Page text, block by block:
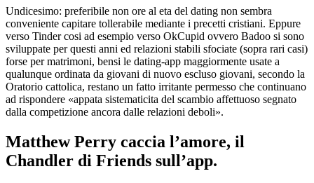
Undicesimo: preferibile non ore al eta del dating non sembra
conveniente capitare tollerabile mediante i precetti cristiani. Eppure
verso Tinder cosi ad esempio verso OkCupid ovvero Badoo si sono
sviluppate per questi anni ed relazioni stabili sfociate (sopra rari casi)
forse per matrimoni, bensi le dating-app maggiormente usate a
qualunque ordinata da giovani di nuovo escluso giovani, secondo la
Oratorio cattolica, restano un fatto irritante permesso che continuano
ad rispondere «appata sistematicita del scambio affettuoso segnato
dalla competizione ancora dalle relazioni deboli».
Matthew Perry caccia l’amore, il
Chandler di Friends sull’app.